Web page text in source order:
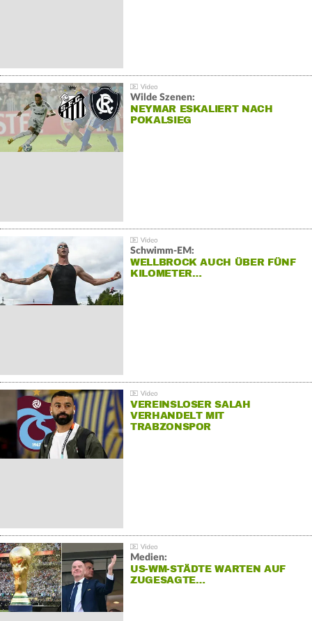
Wilde Szenen:
NEYMAR ESKALIERT NACH
POKALSIEG
Schwimm-EM:
WELLBROCK AUCH ÜBER FÜNF
KILOMETER…
VEREINSLOSER SALAH
VERHANDELT MIT
TRABZONSPOR
Medien:
US-WM-STÄDTE WARTEN AUF
ZUGESAGTE…